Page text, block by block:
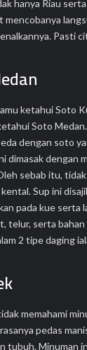
hanya Riau
mencobanya
Pasti
ketahui Soto
Soto
dengan soto
dimasak dengan
sebab itu, tidak
Sup ini
pada kue serta
telur, serta
2 tipe daging
memahami
pedas
tubuh. Minuman